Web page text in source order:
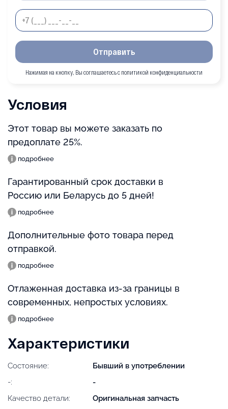
Отправить
Нажимая на кнопку, Вы соглашаетесь с политикой конфиденциальности
Условия
Этот товар вы можете заказать по
предоплате 25%.
подробнее
Гарантированный срок доставки в
Россию или Беларусь до 5 дней!
подробнее
Дополнительные фото товара перед
отправкой.
подробнее
Отлаженная доставка из-за границы в
современных, непростых условиях.
подробнее
Характеристики
Состояние:
Бывший в употреблении
-:
-
Качество детали:
Оригинальная запчасть